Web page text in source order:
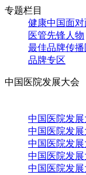
专题栏目
健康中国面对
医管先锋人物
最佳品牌传
品牌专区
中国医院发展大会
中国医院发展
中国医院发展
中国医院发展
中国医院发展
中国医院发展